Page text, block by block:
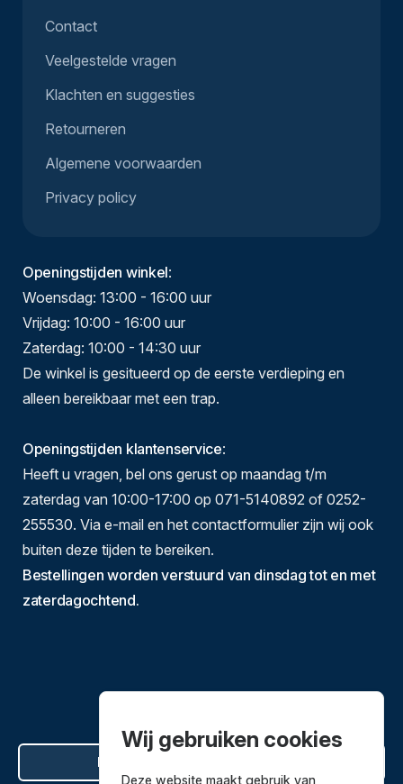
Contact
Veelgestelde vragen
Klachten en suggesties
Retourneren
Algemene voorwaarden
Privacy policy
Openingstijden winkel:
Woensdag: 13:00 - 16:00 uur
Vrijdag: 10:00 - 16:00 uur
Zaterdag: 10:00 - 14:30 uur
De winkel is gesitueerd op de eerste verdieping en
alleen bereikbaar met een trap.
Openingstijden klantenservice:
Heeft u vragen, bel ons gerust op maandag t/m
zaterdag van 10:00-17:00 op 071-5140892 of 0252-
255530. Via e-mail en het contactformulier zijn wij ook
buiten deze tijden te bereiken.
Bestellingen worden verstuurd van dinsdag tot en met
zaterdagochtend.
Hier de overeenkomst ontbinden
Wij gebruiken cookies
Deze website maakt gebruik van